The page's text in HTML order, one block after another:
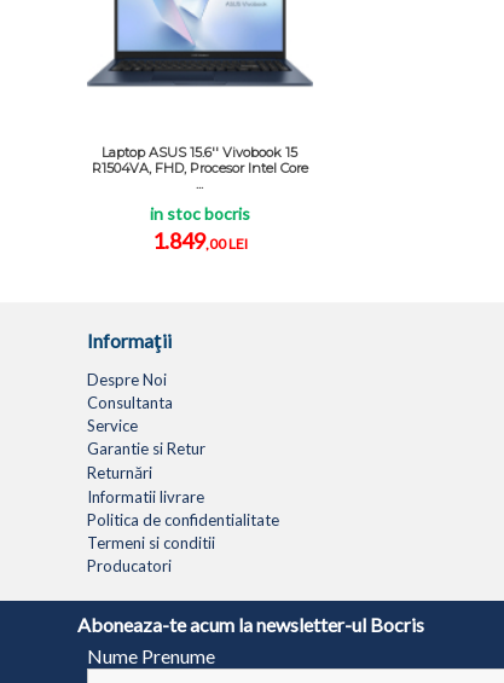
Aboneaza-te acum la newsletter-ul Bocris
Nume Prenume
Laptop ASUS 15.6'' Vivobook 15
R1504VA, FHD, Procesor Intel Core
...
in stoc bocris
1.849,00 LEI
Informaţii
Despre Noi
Consultanta
Service
Garantie si Retur
Returnări
Informatii livrare
Politica de confidentialitate
Termeni si conditii
Producatori
LAPTOPURI NETBOOK TABLETE
© 1994 - 2026 BOCRIS SERV S.R.L. | CUI: RO6260085, REG. COM.: J29/